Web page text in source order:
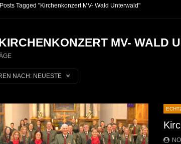
Posts Tagged "Kirchenkonzert MV- Wald Unterwald"
MV- WALD
NACH: NEUESTE